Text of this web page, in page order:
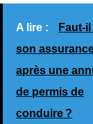
A lire :
Faut-
son
après une
de permis de
conduire ?